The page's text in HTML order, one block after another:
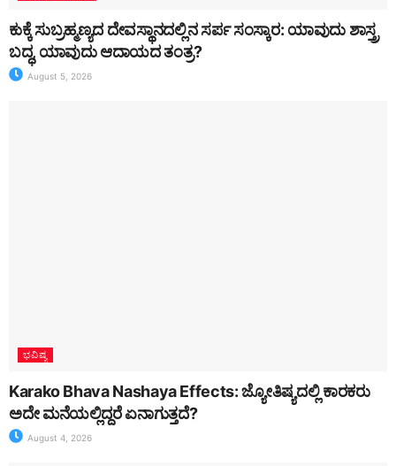
ಕುಕ್ಕೆ ಸುಬ್ರಹ್ಮಣ್ಯದ ದೇವಸ್ಥಾನದಲ್ಲಿನ ಸರ್ಪ ಸಂಸ್ಕಾರ: ಯಾವುದು ಶಾಸ್ತ್ರ
ಬದ್ಧ, ಯಾವುದು ಆದಾಯದ ತಂತ್ರ?
August 5, 2026
ಭವಿಷ್ಯ
Karako Bhava Nashaya Effects: ಜ್ಯೋತಿಷ್ಯದಲ್ಲಿ ಕಾರಕರು
ಅದೇ ಮನೆಯಲ್ಲಿದ್ದರೆ ಏನಾಗುತ್ತದೆ?
August 4, 2026